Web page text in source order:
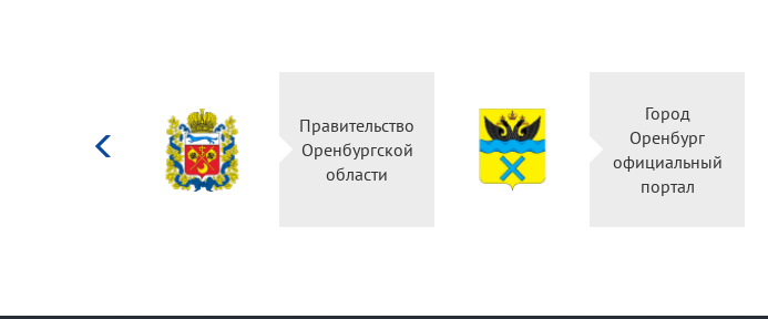
Правительство
Оренбургской
области
Город
Оренбург
официальный
портал